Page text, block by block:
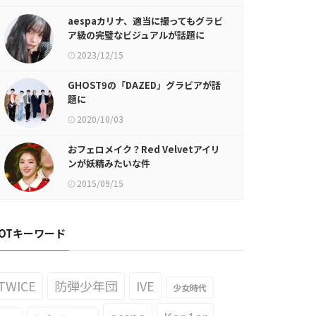
aespaカリナ、適当に撮ってもグラビ
ア級の完璧なビジュアルが話題に
2023/12/15
GHOST9の「DAZED」グラビアが話
題に
2020/10/03
おフェロメイク？Red Velvetアイリ
ンが妖精みたいな件
2015/09/15
キーワード
防弾少年団 IVE 少女時代